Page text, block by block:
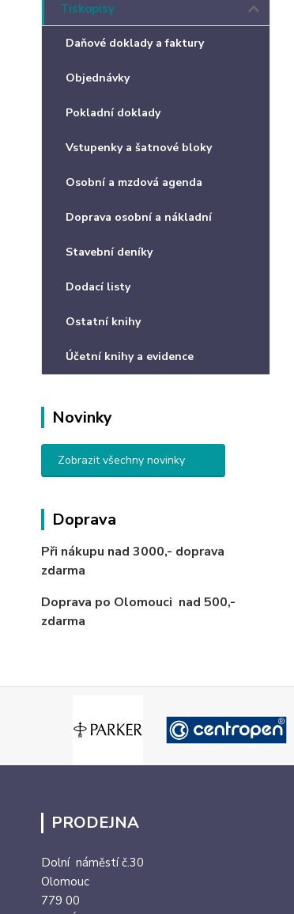
Tiskopisy
Daňové doklady a faktury
Objednávky
Pokladní doklady
Vstupenky a šatnové bloky
Osobní a mzdová agenda
Doprava osobní a nákladní
Stavební deníky
Dodací listy
Ostatní knihy
Účetní knihy a evidence
Novinky
Zobrazit všechny novinky
Doprava
Při nákupu nad 3000,- doprava
zdarma
Doprava po Olomouci nad 500,-
zdarma
PRODEJNA
Dolní náměstí č.30
Olomouc
779 00